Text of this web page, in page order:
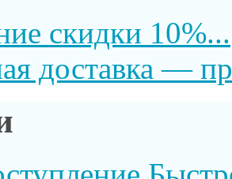
скидки 10%...
доставка —